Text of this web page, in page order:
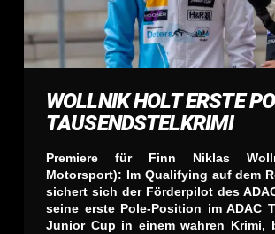
WOLLNIK HOLT ERSTE
TAUSENDSTELKRIMI
Premiere für Finn Niklas
Motorsport): Im Qualifying auf dem
sichert sich der Förderpilot des
seine erste Pole-Position im ADAC
Junior Cup in einem wahren Krimi,